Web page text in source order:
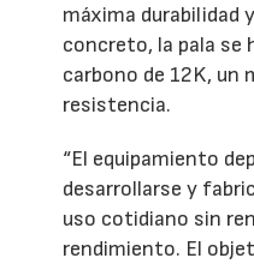
máxima durabilidad
concreto, la pala se
carbono de 12K, un
resistencia.
“El equipamiento
desarrollarse y
uso cotidiano sin
rendimiento. El